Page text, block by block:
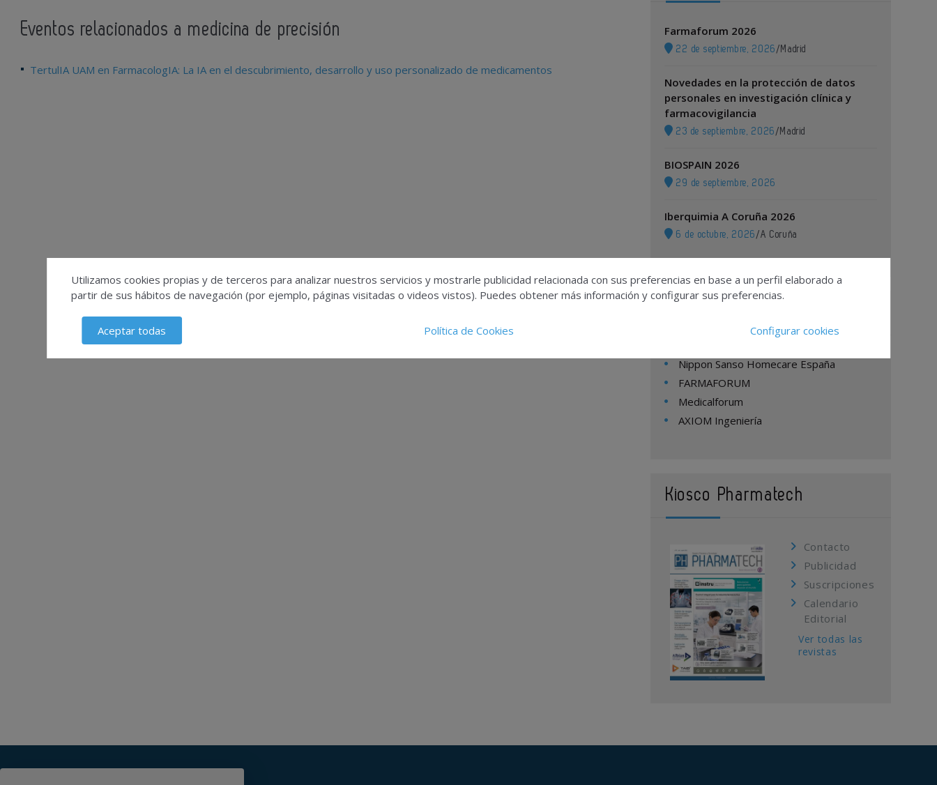
Eventos relacionados a medicina de precisión
TertulIA UAM en FarmacologIA: La IA en el descubrimiento, desarrollo y uso personalizado de medicamentos
Farmaforum 2026
22 de septiembre, 2026 / Madrid
Novedades en la protección de datos
personales en investigación clínica y
farmacovigilancia
23 de septiembre, 2026 / Madrid
BIOSPAIN 2026
29 de septiembre, 2026
Iberquimia A Coruña 2026
6 de octubre, 2026 /A Coruña
Nippon Sanso Homecare España
FARMAFORUM
Medicalforum
AXIOM Ingeniería
Kiosco Pharmatech
Contacto
Publicidad
Suscripciones
Calendario
Editorial
Ver todas las
revistas
Utilizamos cookies propias y de terceros para analizar nuestros servicios y mostrarle publicidad relacionada con sus preferencias en base a un perfil elaborado a
partir de sus hábitos de navegación (por ejemplo, páginas visitadas o videos vistos). Puedes obtener más información y configurar sus preferencias.
Aceptar todas Política de Cookies Configurar cookies